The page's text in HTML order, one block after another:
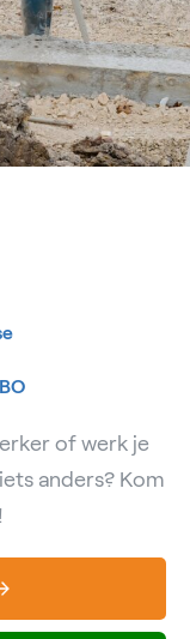
of werk je
anders? Kom